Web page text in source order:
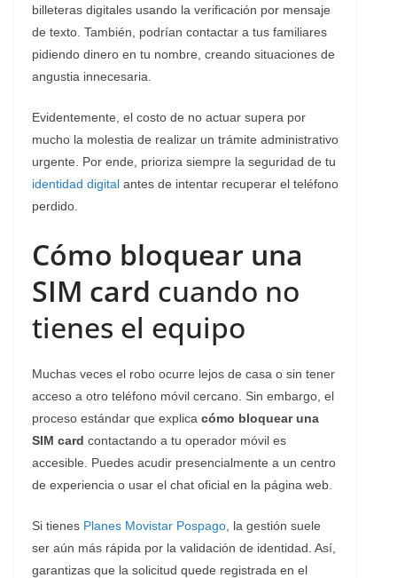
billeteras digitales usando la verificación por mensaje
de texto. También, podrían contactar a tus familiares
pidiendo dinero en tu nombre, creando situaciones de
angustia innecesaria.
Evidentemente, el costo de no actuar supera por
mucho la molestia de realizar un trámite administrativo
urgente. Por ende, prioriza siempre la seguridad de tu
identidad digital antes de intentar recuperar el teléfono
perdido.
Cómo bloquear una
SIM card cuando no
tienes el equipo
​Muchas veces el robo ocurre lejos de casa o sin tener
acceso a otro teléfono móvil cercano. Sin embargo, el
proceso estándar que explica cómo bloquear una
SIM card contactando a tu operador móvil es
accesible. Puedes acudir presencialmente a un centro
de experiencia o usar el chat oficial en la página web.
Si tienes Planes Movistar Pospago , la gestión suele
ser aún más rápida por la validación de identidad. Así,
garantizas que la solicitud quede registrada en el